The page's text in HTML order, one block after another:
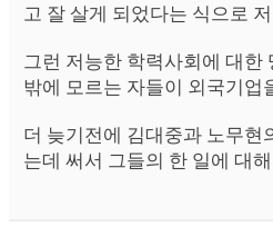
고 잘 살게 되었다는 식으로
그런 저능한 학력사회에 대한
밖에 모르는 자들이 외국기업
더 늦기전에 김대중과 노무현
는데 써서 그들의 한 일에 대